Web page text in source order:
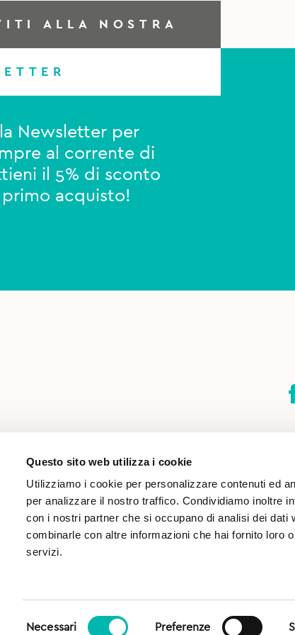
Questo sito web utilizza i cookie
Utilizziamo i cookie per personalizzare contenuti ed
per analizzare il nostro traffico. Condividiamo inoltre
con i nostri partner che si occupano di analisi dei dati
combinarle con altre informazioni che hai fornito loro
servizi.
Necessari Preferenze
ALLA NOSTRA
Newsletter per
al corrente di
il 5% di sconto
acquisto!
n°46 - 38066 Riva del Garda (TN) | CF & P.IVA 02813260227 |